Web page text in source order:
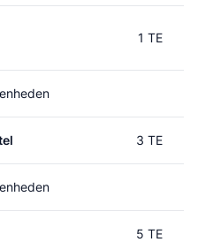
1 TE
3 TE
5 TE